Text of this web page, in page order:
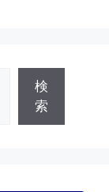
検
索